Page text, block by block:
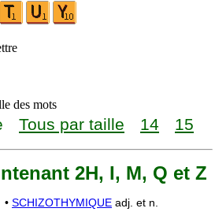
des mots
Tous par taille 14 15
2H, I, M, Q et Z
• SCHIZOTHYMIQUE adj. et n.